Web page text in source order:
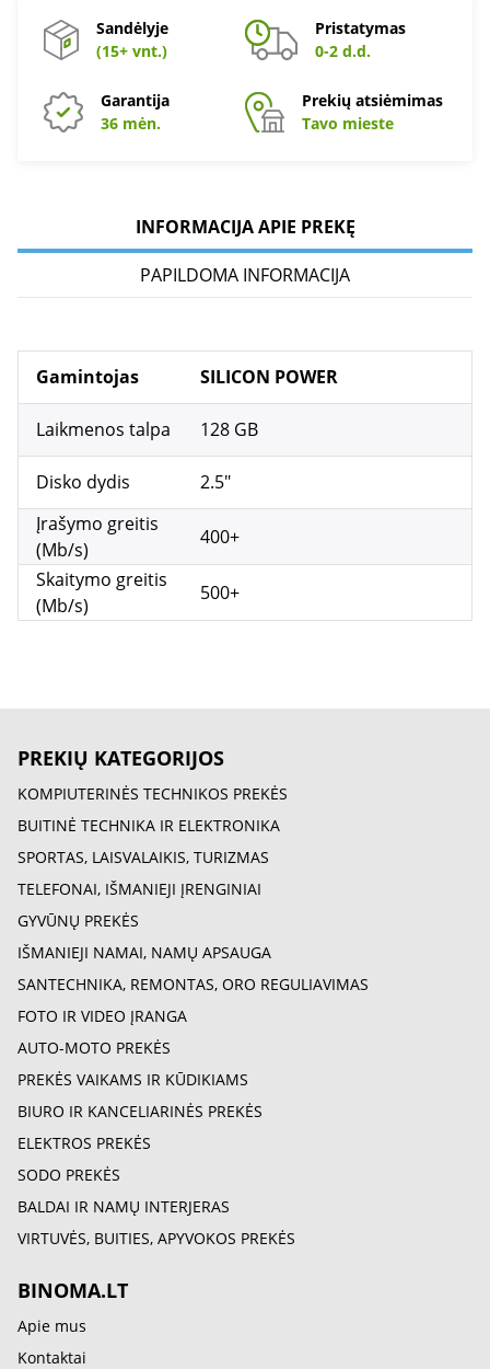
Sandėlyje
(15+ vnt.)
Pristatymas
0-2 d.d.
Garantija
36 mėn.
Prekių atsiėmimas
Tavo mieste
INFORMACIJA APIE PREKĘ
PAPILDOMA INFORMACIJA
Gamintojas SILICON POWER
Laikmenos talpa 128 GB
Disko dydis
2.5"
Įrašymo greitis
(Mb/s)
400+
Skaitymo greitis
(Mb/s)
500+
PREKIŲ KATEGORIJOS
KOMPIUTERINĖS TECHNIKOS PREKĖS
BUITINĖ TECHNIKA IR ELEKTRONIKA
SPORTAS, LAISVALAIKIS, TURIZMAS
TELEFONAI, IŠMANIEJI ĮRENGINIAI
GYVŪNŲ PREKĖS
IŠMANIEJI NAMAI, NAMŲ APSAUGA
SANTECHNIKA, REMONTAS, ORO REGULIAVIMAS
FOTO IR VIDEO ĮRANGA
AUTO-MOTO PREKĖS
PREKĖS VAIKAMS IR KŪDIKIAMS
BIURO IR KANCELIARINĖS PREKĖS
ELEKTROS PREKĖS
SODO PREKĖS
BALDAI IR NAMŲ INTERJERAS
VIRTUVĖS, BUITIES, APYVOKOS PREKĖS
BINOMA.LT
Apie mus
Kontaktai